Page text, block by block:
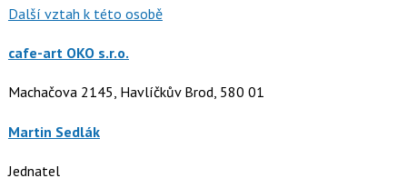
Další vztah k této osobě
cafe-art OKO s.r.o.
Machačova 2145, Havlíčkův Brod, 580 01
Martin Sedlák
Jednatel